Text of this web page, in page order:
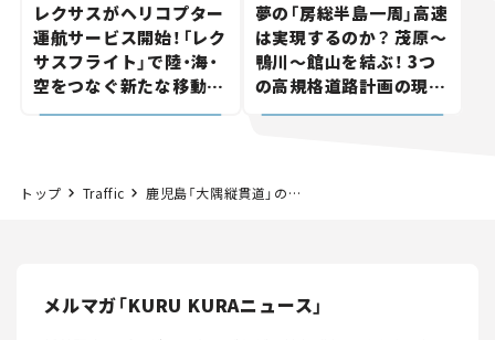
レクサスがヘリコプター
運航サービス開始！「レク
サスフライト」で陸・海・
空をつなぐ新たな移動体
験とは
夢の「房総半島一周」高速
は実現するのか？ 茂原～
鴨川～館山を結ぶ！ 3つ
の高規格道路計画の現
状。「館山鴨川道路」で検
トップ Traffic 鹿児島「大隅縦貫道」の一部が2025年に開通予定！ 吾平道路の工事はどこまで進んだ？【いま気になる道路計画】
メルマガ「KURU KURAニュース」